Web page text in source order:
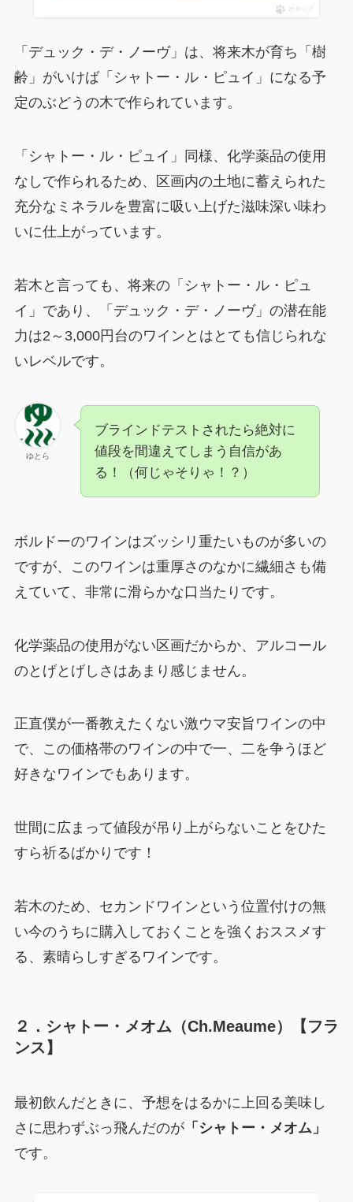
ポチップ
「デュック・デ・ノーヴ」は、将来木が育ち「樹
齢」がいけば「シャトー・ル・ピュイ」になる予
定のぶどうの木で作られています。
「シャトー・ル・ピュイ」同様、化学薬品の使用
なしで作られるため、区画内の土地に蓄えられた
充分なミネラルを豊富に吸い上げた滋味深い味わ
いに仕上がっています。
若木と言っても、将来の「シャトー・ル・ピュ
イ」であり、「デュック・デ・ノーヴ」の潜在能
力は2～3,000円台のワインとはとても信じられな
いレベルです。
ゆとら
ブラインドテストされたら絶対に
値段を間違えてしまう自信があ
る！（何じゃそりゃ！？）
ボルドーのワインはズッシリ重たいものが多いの
ですが、このワインは重厚さのなかに繊細さも備
えていて、非常に滑らかな口当たりです。
化学薬品の使用がない区画だからか、アルコール
のとげとげしさはあまり感じません。
正直僕が一番教えたくない激ウマ安旨ワインの中
で、この価格帯のワインの中で一、二を争うほど
好きなワインでもあります。
世間に広まって値段が吊り上がらないことをひた
すら祈るばかりです！
若木のため、セカンドワインという位置付けの無
い今のうちに購入しておくことを強くおススメす
る、素晴らしすぎるワインです。
２．シャトー・メオム（Ch.Meaume）【フラ
ンス】
最初飲んだときに、予想をはるかに上回る美味し
さに思わずぶっ飛んだのが「シャトー・メオム」
です。